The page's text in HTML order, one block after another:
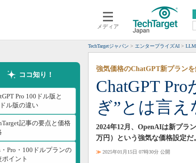
メディア
クラウド
スマートモバイル
ネットワーク
システム運用管理
エン
ERP
CX
情報
TechTargetジャパン エンタープライズAI LLM
ココ知り！
Pro 100ドル版と
ル版の違い
記事の要点と価格
Pro・100ドルプランの
ポイント
ChatGPT
ぎ”とは言え
強気価格のChatGPT新プラン
2024年12月、OpenAIは新プラ
万円）という強気な価格設定だ
≫ 2025年01月15日 07時30分 公開